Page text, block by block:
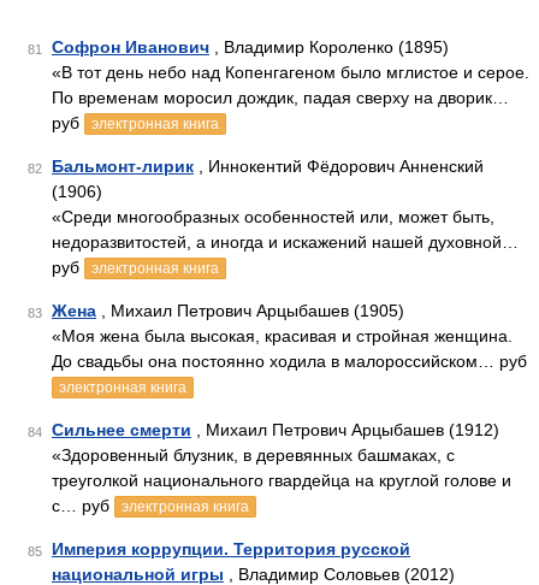
81 Софрон Иванович , Владимир Короленко (1895)
«В тот день небо над Копенгагеном было мглистое и серое.
По временам моросил дождик, падая сверху на дворик…
руб
электронная книга
82 Бальмонт-лирик , Иннокентий Фёдорович Анненский
(1906)
«Среди многообразных особенностей или, может быть,
недоразвитостей, а иногда и искажений нашей духовной…
руб
электронная книга
83 Жена , Михаил Петрович Арцыбашев (1905)
«Моя жена была высокая, красивая и стройная женщина.
До свадьбы она постоянно ходила в малороссийском… руб
электронная книга
84 Сильнее смерти , Михаил Петрович Арцыбашев (1912)
«Здоровенный блузник, в деревянных башмаках, с
треуголкой национального гвардейца на круглой голове и
с… руб
электронная книга
85
Империя коррупции. Территория русской
национальной игры , Владимир Соловьев (2012)